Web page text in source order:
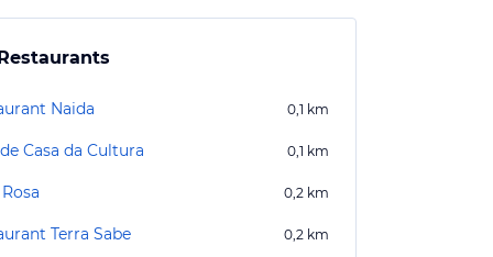
Naida 0,1 km
Casa da Cultura 0,1 km
0,2 km
Terra Sabe 0,2 km